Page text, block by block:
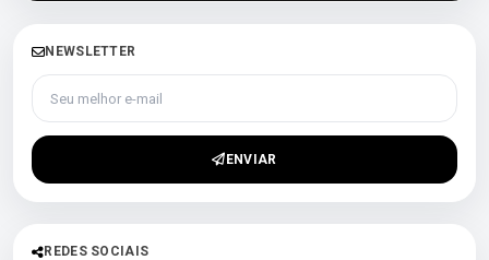
NEWSLETTER
Seu melhor e-mail
ENVIAR
REDES SOCIAIS